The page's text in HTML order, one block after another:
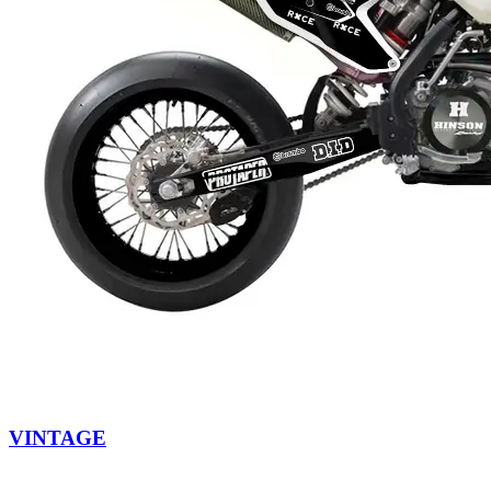
VINTAGE